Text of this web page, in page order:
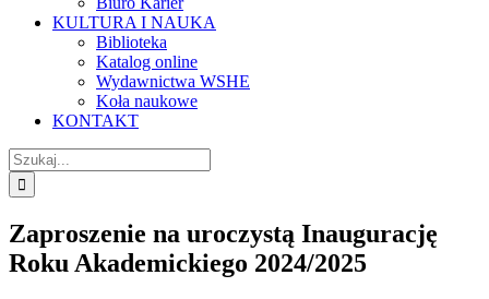
KULTURA I NAUKA
Biblioteka
Katalog online
Wydawnictwa WSHE
Koła naukowe
KONTAKT
Szukaj
Zaproszenie na uroczystą Inaugurację
Roku Akademickiego 2024/2025